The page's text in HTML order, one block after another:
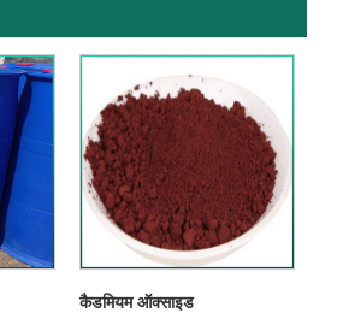
कैडमियम ऑक्साइड